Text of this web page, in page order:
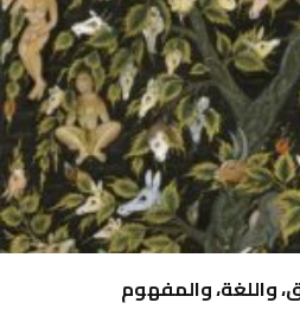
واللغة، والمفهوم